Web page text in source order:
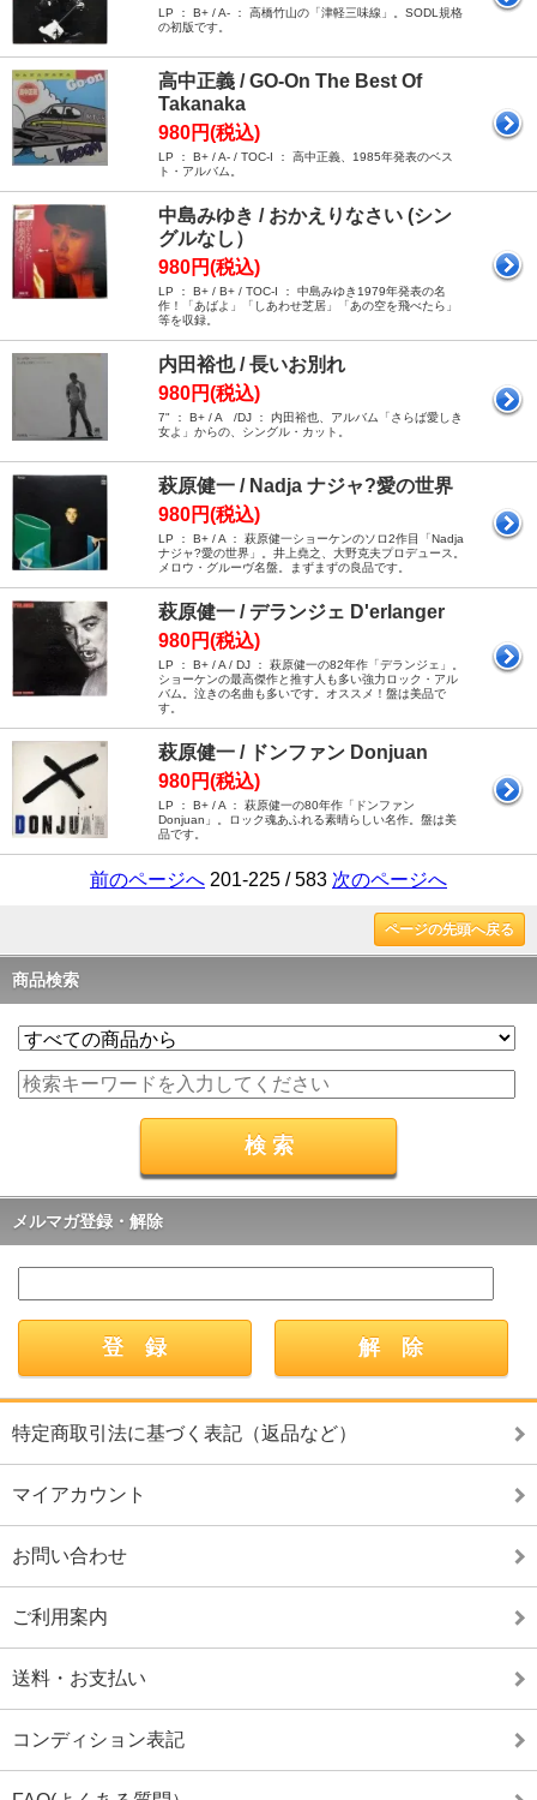
LP ： B+ / A- ： 高橋竹山の「津軽三味線」。SODL規格
の初版です。
高中正義 / GO-On The Best Of
Takanaka
980円(税込)
LP ： B+ / A- / TOC-I ： 高中正義、1985年発表のベス
ト・アルバム。
中島みゆき / おかえりなさい (シン
グルなし）
980円(税込)
LP ： B+ / B+ / TOC-I ： 中島みゆき1979年発表の名
作！「あばよ」「しあわせ芝居」「あの空を飛べたら」
等を収録。
内田裕也 / 長いお別れ
980円(税込)
7" ： B+ / A /DJ ： 内田裕也、アルバム「さらば愛しき
女よ」からの、シングル・カット。
萩原健一 / Nadja ナジャ?愛の世界
980円(税込)
LP ： B+ / A ： 萩原健一ショーケンのソロ2作目「Nadja
ナジャ?愛の世界」。井上堯之、大野克夫プロデュース。
メロウ・グルーヴ名盤。まずまずの良品です。
萩原健一 / デランジェ D'erlanger
980円(税込)
LP ： B+ / A / DJ ： 萩原健一の82年作「デランジェ」。
ショーケンの最高傑作と推す人も多い強力ロック・アル
バム。泣きの名曲も多いです。オススメ！盤は美品で
す。
萩原健一 / ドンファン Donjuan
980円(税込)
LP ： B+ / A ： 萩原健一の80年作「ドンファン
Donjuan」。ロック魂あふれる素晴らしい名作。盤は美
品です。
前のページへ 201-225 / 583 次のページへ
ページの先頭へ戻る
商品検索
メルマガ登録・解除
特定商取引法に基づく表記（返品など）
マイアカウント
お問い合わせ
ご利用案内
送料・お支払い
コンディション表記